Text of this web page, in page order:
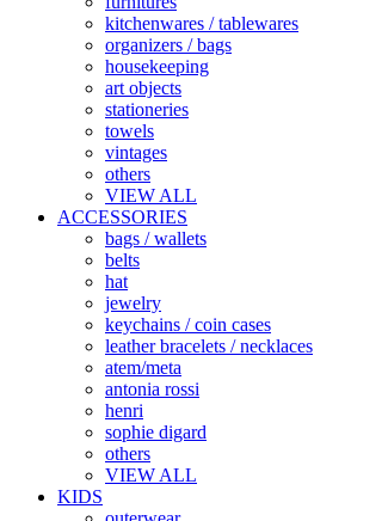
kitchenwares / tablewares
organizers / bags
housekeeping
art objects
stationeries
towels
vintages
others
VIEW ALL
ACCESSORIES
bags / wallets
belts
hat
jewelry
keychains / coin cases
leather bracelets / necklaces
atem/meta
antonia rossi
henri
sophie digard
others
VIEW ALL
KIDS